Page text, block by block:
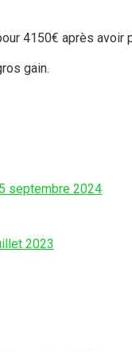
4150€ après
gain.
5 septembre 2024
2023